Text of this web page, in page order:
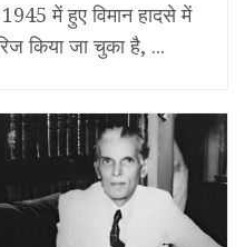
में हुए विमान हादसे में
किया जा चुका है, ...